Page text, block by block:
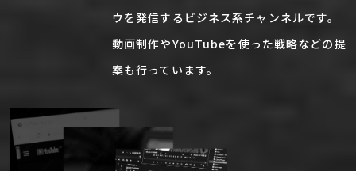
ウを発信するビジネス系チャンネルです。
動画制作やYouTubeを使った戦略などの提
案も行っています。